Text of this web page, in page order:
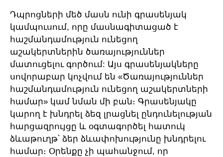
Դպրոցների մեծ մասն ունի գրասենյակ
կամպուսում, որը մասնագիտացած է
հաշմանդամություն ունեցող
աշակերտներին ծառայություններ
մատուցելու գործում: Այս գրասենյակները
սովորաբար կոչվում են «Ծառայություններ
հաշմանդամություն ունեցող աշակերտների
համար» կամ նման մի բան։ Գրասենյակը
կարող է խնդրել ձեզ լրացնել ընդունելության
հարցազրույցը և օգտագործել հատուկ
ձևաթուղթ՝ ձեր ձևափոխությունը խնդրելու
համար։ Օրենքը չի պահանջում, որ